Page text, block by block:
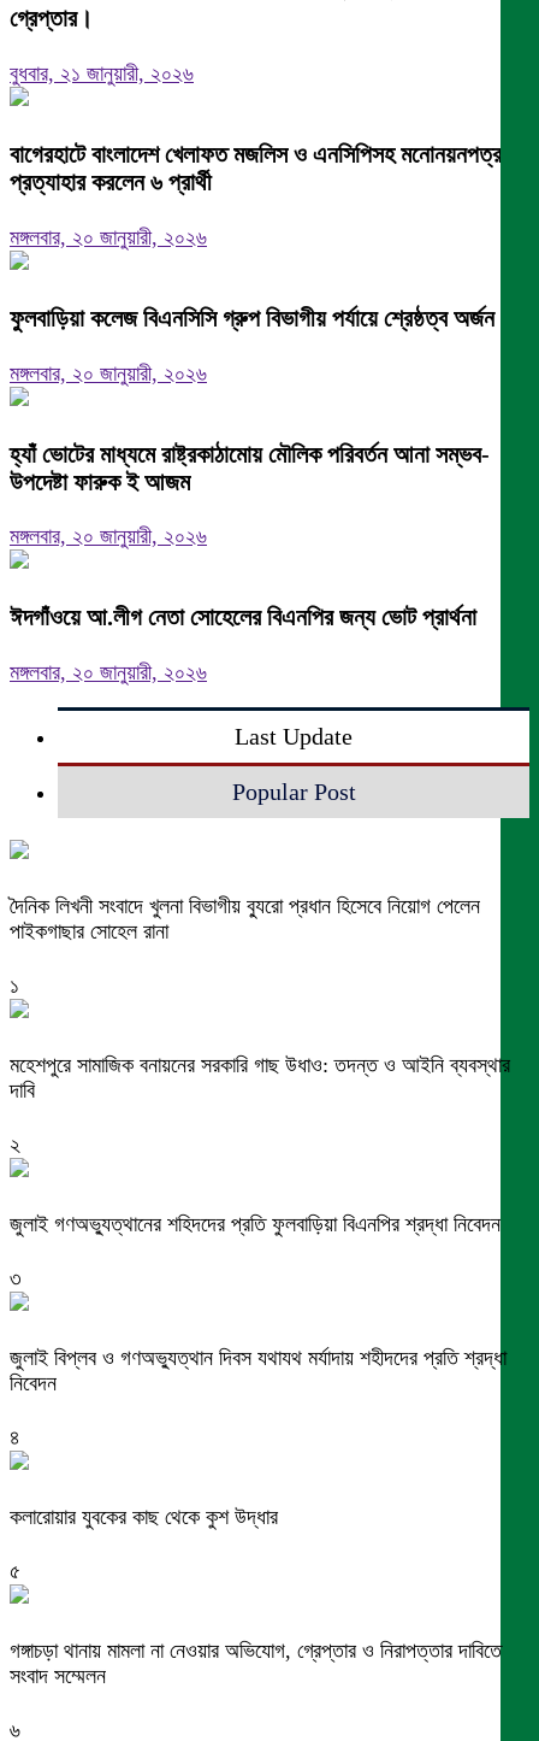
গ্রেপ্তার।
বুধবার, ২১ জানুয়ারী, ২০২৬
বাগেরহাটে বাংলাদেশ খেলাফত মজলিস ও এনসিপিসহ মনোনয়নপত্র
প্রত্যাহার করলেন ৬ প্রার্থী
মঙ্গলবার, ২০ জানুয়ারী, ২০২৬
ফুলবাড়িয়া কলেজ বিএনসিসি গ্রুপ বিভাগীয় পর্যায়ে শ্রেষ্ঠত্ব অর্জন।
মঙ্গলবার, ২০ জানুয়ারী, ২০২৬
হ্যাঁ ভোটের মাধ্যমে রাষ্ট্রকাঠামোয় মৌলিক পরিবর্তন আনা সম্ভব-
উপদেষ্টা ফারুক ই আজম
মঙ্গলবার, ২০ জানুয়ারী, ২০২৬
ঈদগাঁওয়ে আ.লীগ নেতা সোহেলের বিএনপির জন্য ভোট প্রার্থনা
মঙ্গলবার, ২০ জানুয়ারী, ২০২৬
Last Update
Popular Post
দৈনিক লিখনী সংবাদে খুলনা বিভাগীয় ব্যুরো প্রধান হিসেবে নিয়োগ পেলেন
পাইকগাছার সোহেল রানা
১
মহেশপুরে সামাজিক বনায়নের সরকারি গাছ উধাও: তদন্ত ও আইনি ব্যবস্থার
দাবি
২
জুলাই গণঅভ্যুত্থানের শহিদদের প্রতি ফুলবাড়িয়া বিএনপির শ্রদ্ধা নিবেদন
৩
জুলাই বিপ্লব ও গণঅভ্যুত্থান দিবস যথাযথ মর্যাদায় শহীদদের প্রতি শ্রদ্ধা
নিবেদন
৪
কলারোয়ার যুবকের কাছ থেকে কুশ উদ্ধার
৫
গঙ্গাচড়া থানায় মামলা না নেওয়ার অভিযোগ, গ্রেপ্তার ও নিরাপত্তার দাবিতে
সংবাদ সম্মেলন
৬